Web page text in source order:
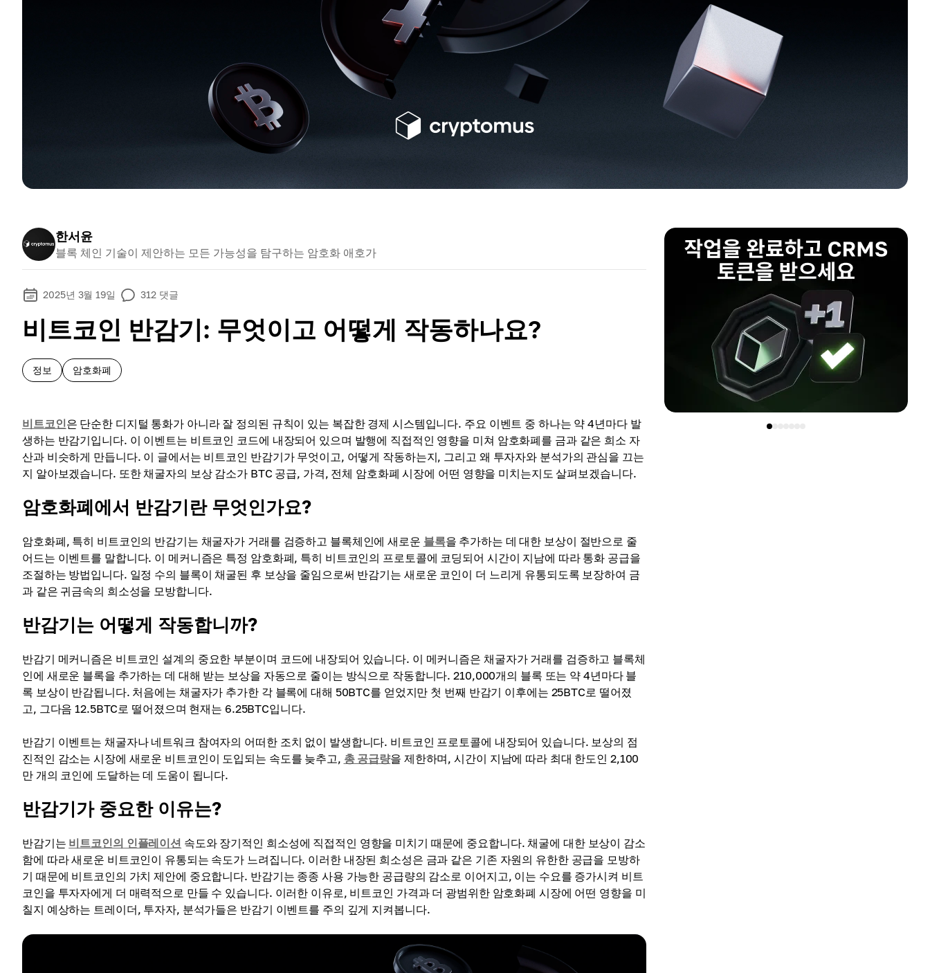
한서윤
블록 체인 기술이 제안하는 모든 가능성을 탐구하는 암호화 애호가
2025년 3월 19일 312 댓글
비트코인 반감기: 무엇이고 어떻게 작동하나요?
정보 암호화폐
비트코인은 단순한 디지털 통화가 아니라 잘 정의된 규칙이 있는 복잡한 경제 시스템입니다. 주요 이벤트 중 하나는 약 4년마다 발
생하는 반감기입니다. 이 이벤트는 비트코인 ​​코드에 내장되어 있으며 발행에 직접적인 영향을 미쳐 암호화폐를 금과 같은 희소 자
산과 비슷하게 만듭니다. 이 글에서는 비트코인 ​​반감기가 무엇이고, 어떻게 작동하는지, 그리고 왜 투자자와 분석가의 관심을 끄는
지 알아보겠습니다. 또한 채굴자의 보상 감소가 BTC 공급, 가격, 전체 암호화폐 시장에 어떤 영향을 미치는지도 살펴보겠습니다.
암호화폐에서 반감기란 무엇인가요?
암호화폐, 특히 비트코인의 반감기는 채굴자가 거래를 검증하고 블록체인에 새로운 블록을 추가하는 데 대한 보상이 절반으로 줄
어드는 이벤트를 말합니다. 이 메커니즘은 특정 암호화폐, 특히 비트코인의 프로토콜에 코딩되어 시간이 지남에 따라 통화 공급을
조절하는 방법입니다. 일정 수의 블록이 채굴된 후 보상을 줄임으로써 반감기는 새로운 코인이 더 느리게 유통되도록 보장하여 금
과 같은 귀금속의 희소성을 모방합니다.
반감기는 어떻게 작동합니까?
반감기 메커니즘은 비트코인 ​​설계의 중요한 부분이며 코드에 내장되어 있습니다. 이 메커니즘은 채굴자가 거래를 검증하고 블록체
인에 새로운 블록을 추가하는 데 대해 받는 보상을 자동으로 줄이는 방식으로 작동합니다. 210,000개의 블록 또는 약 4년마다 블
록 보상이 반감됩니다. 처음에는 채굴자가 추가한 각 블록에 대해 50BTC를 얻었지만 첫 번째 반감기 이후에는 25BTC로 떨어졌
고, 그다음 12.5BTC로 떨어졌으며 현재는 6.25BTC입니다.
반감기 이벤트는 채굴자나 네트워크 참여자의 어떠한 조치 없이 발생합니다. 비트코인 ​​프로토콜에 내장되어 있습니다. 보상의 점
진적인 감소는 시장에 새로운 비트코인이 도입되는 속도를 늦추고, 총 공급량을 제한하며, 시간이 지남에 따라 최대 한도인 2,100
만 개의 코인에 도달하는 데 도움이 됩니다.
반감기가 중요한 이유는?
반감기는 비트코인의 인플레이션 속도와 장기적인 희소성에 직접적인 영향을 미치기 때문에 중요합니다. 채굴에 대한 보상이 감소
함에 따라 새로운 비트코인이 유통되는 속도가 느려집니다. 이러한 내장된 희소성은 금과 같은 기존 자원의 유한한 공급을 모방하
기 때문에 비트코인의 가치 제안에 중요합니다. 반감기는 종종 사용 가능한 공급량의 감소로 이어지고, 이는 수요를 증가시켜 비트
코인을 투자자에게 더 매력적으로 만들 수 있습니다. 이러한 이유로, 비트코인 ​​가격과 더 광범위한 암호화폐 시장에 어떤 영향을 미
칠지 예상하는 트레이더, 투자자, 분석가들은 반감기 이벤트를 주의 깊게 지켜봅니다.